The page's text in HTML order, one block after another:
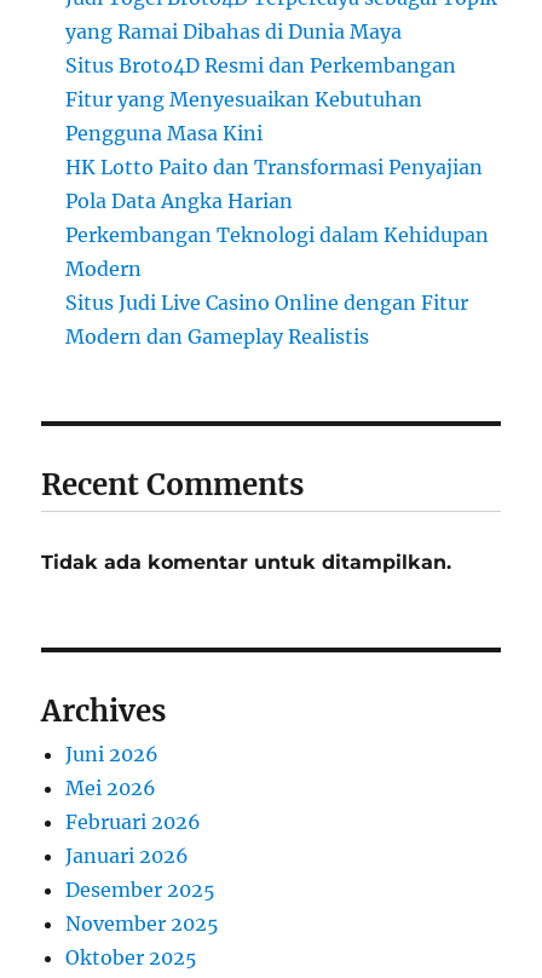
yang Ramai Dibahas di Dunia Maya
Situs Broto4D Resmi dan Perkembangan
Fitur yang Menyesuaikan Kebutuhan
Pengguna Masa Kini
HK Lotto Paito dan Transformasi Penyajian
Pola Data Angka Harian
Perkembangan Teknologi dalam Kehidupan
Modern
Situs Judi Live Casino Online dengan Fitur
Modern dan Gameplay Realistis
Recent Comments
Tidak ada komentar untuk ditampilkan.
Archives
Juni 2026
Mei 2026
Februari 2026
Januari 2026
Desember 2025
November 2025
Oktober 2025